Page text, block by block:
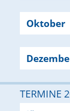
Oktober
TERMINE